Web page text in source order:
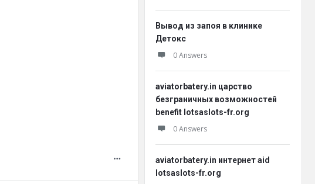
Вывод из запоя в клинике
Детокс
0 Answers
aviatorbatery.in царство
безграничных возможностей
benefit lotsaslots-fr.org
0 Answers
aviatorbatery.in интернет aid
lotsaslots-fr.org